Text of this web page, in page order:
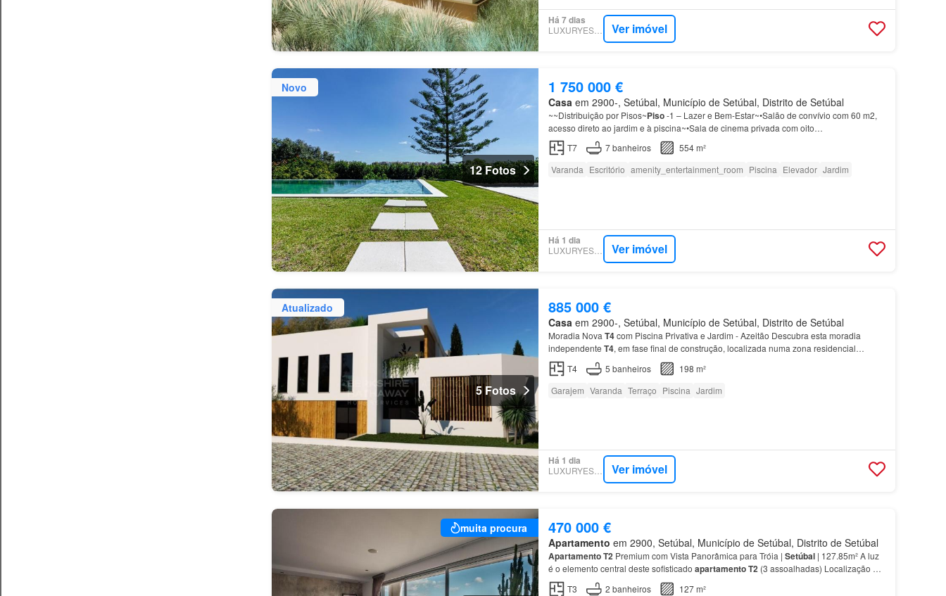
Há 7 dias
LUXURYESTATE Ver imóvel
Novo
12 Fotos
1 750 000 €
Casaem 2900-, Setúbal, Município de Setúbal, Distrito de Setúbal
~~Distribuição por Pisos~Piso-1 – Lazer e Bem-Estar~•Salão de convívio com 60 m2,
acesso direto ao jardim e à piscina~•Sala de cinema privada com oito
coberto~•Entradas independentes para o elevador e para as escadas princip…
T7 7banheiros
554 m²
Varanda Escritório amenity_entertainment_room Piscina Elevador Jardim
Há 1 dia
LUXURYESTATE Ver imóvel
Atualizado
5 Fotos
885 000 €
Casaem 2900-, Setúbal, Município de Setúbal, Distrito de Setúbal
Moradia Nova T4com Piscina Privativa e Jardim - Azeitão Descubra esta moradia
independente T4, em fase final de construção, localizada numa zona residencial
Características Principais: Tipologia: Moradia
T4 5 banheiros
198 m²
Garajem Varanda Terraço Piscina Jardim
Há 1 dia
LUXURYESTATE Ver imóvel
muita procura 470 000 €
Apartamento em 2900, Setúbal, Município de Setúbal, Distrito de Setúbal
ApartamentoT2 Premium com Vista Panorâmica para Tróia | Setúbal| 127.85m² A luz
é o elemento central deste sofisticado apartamentoT2 (3 assoalhadas) Localização e
Edifício de Prestígio Localizado numa zona privilegiada de…
T3 2 banheiros
127 m²